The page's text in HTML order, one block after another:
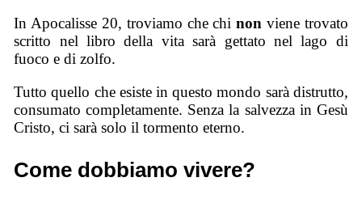
In Apocalisse 20, troviamo che chinon viene trovato
scritto nel libro della vita sarà gettato nel lago di
fuoco e di zolfo.
Tutto quello che esiste in questo mondo sarà distrutto,
consumato completamente. Senza la salvezza in Gesù
Cristo, ci sarà solo il tormento eterno.
Come dobbiamo vivere?